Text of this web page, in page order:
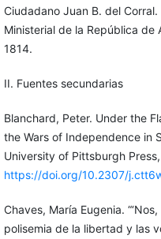
Ciudadano Juan B. del
Ministerial de la República
1814.
II. Fuentes secundarias
Blanchard, Peter. Under the
the Wars of Independence in
University of Pittsburgh
https://doi.org/10.2307/
Chaves, María Eugenia.
polisemia de la libertad y las